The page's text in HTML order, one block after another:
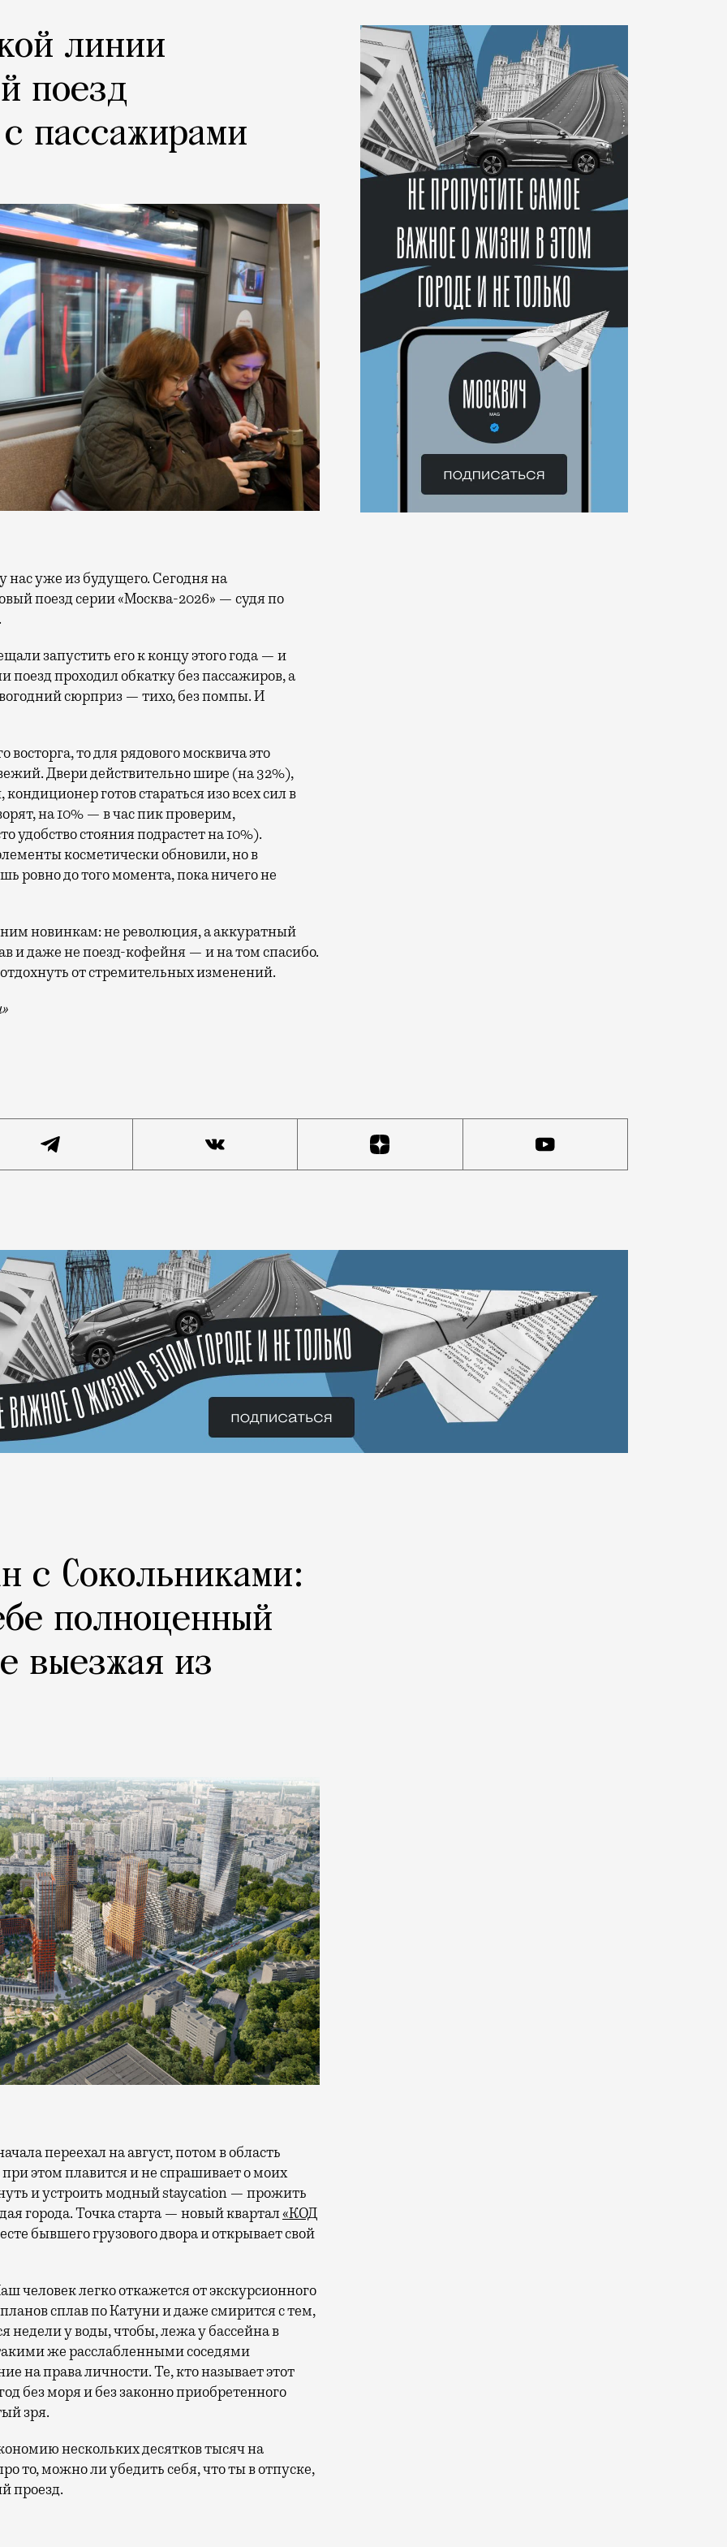
линии
поезд
пассажирами
поезд серии «Москва-2026» — судя по
запустить его к концу этого года — и
поезд проходил обкатку без пассажиров, а
сюрприз — тихо, без помпы. И
то для рядового москвича это
Двери действительно шире (на 32%),
готов стараться изо всех сил в
на 10% — в час пик проверим,
удобство стояния подрастет на 10%).
косметически обновили, но в
ровно до того момента, пока ничего не
новинкам: не революция, а аккуратный
и даже не поезд-кофейня — и на том спасибо.
от стремительных изменений.
уже из будущего. Сегодня на Замоскворецкую линию вышел новый поезд серии «Москва-2026» — судя по
с Сокольниками:
полноценный
выезжая из
этом плавится и не спрашивает о моих
и устроить модный staycation — прожить
города. Точка старта — новый квартал«КОД
бывшего грузового двора и открывает свой
легко откажется от экскурсионного
сплав по Катуни и даже смирится с тем,
у воды, чтобы, лежа у бассейна в
же расслабленными соседями
на права личности. Те, кто называет этот
без моря и без законно приобретенного
зря.
нескольких десятков тысяч на
то, можно ли убедить себя, что ты в отпуске,
проезд.